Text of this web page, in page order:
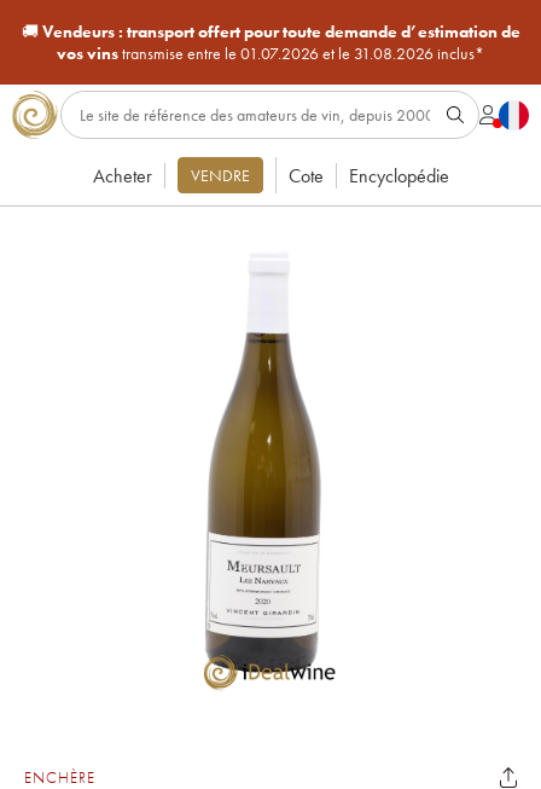
🚚Vendeurs : transport offert pour toute demande d’estimation de
vos vinstransmise entre le 01.07.2026 et le 31.08.2026 inclus*
Acheter VENDRE Cote Encyclopédie
ENCHÈRE